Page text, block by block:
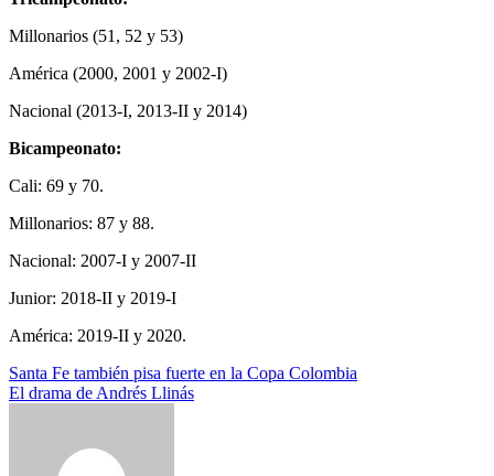
Millonarios (51, 52 y 53)
América (2000, 2001 y 2002-I)
Nacional (2013-I, 2013-II y 2014)
Bicampeonato:
Cali: 69 y 70.
Millonarios: 87 y 88.
Nacional: 2007-I y 2007-II
Junior: 2018-II y 2019-I
América: 2019-II y 2020.
Navegación
de
Santa Fe también pisa fuerte en la Copa Colombia
El drama de Andrés Llinás